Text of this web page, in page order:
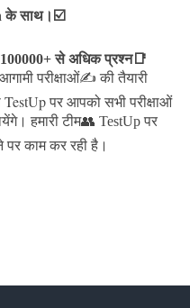
के साथ।☑️
100000+ से अधिक प्रश्न📑
परीक्षाओं✍️ की तैयारी
TestUp पर आपको सभी परीक्षाओं
हमारी टीम👥 TestUp पर
काम कर रही है।